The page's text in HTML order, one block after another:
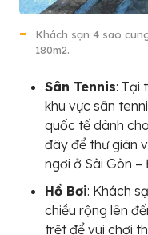
Khách sạn 4 sao
180m2.
Sân Tennis: Tại
khu vực sân
quốc tế dành
đây để thư giãn
ngơi ở Sài Gòn
Hồ Bơi: Khách
chiều rộng lên
trệt để vui chơi